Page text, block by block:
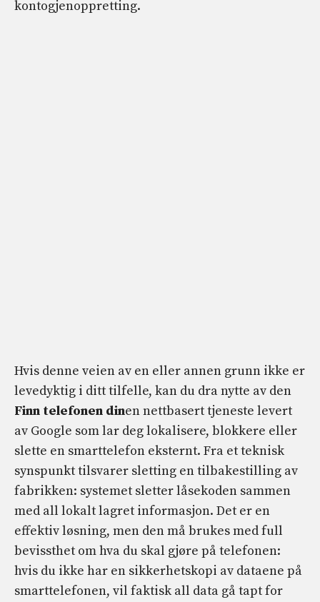
kontogjenoppretting.
Hvis denne veien av en eller annen grunn ikke er
levedyktig i ditt tilfelle, kan du dra nytte av den
Finn telefonen dinen nettbasert tjeneste levert
av Google som lar deg lokalisere, blokkere eller
slette en smarttelefon eksternt. Fra et teknisk
synspunkt tilsvarer sletting en tilbakestilling av
fabrikken: systemet sletter låsekoden sammen
med all lokalt lagret informasjon. Det er en
effektiv løsning, men den må brukes med full
bevissthet om hva du skal gjøre på telefonen:
hvis du ikke har en sikkerhetskopi av dataene på
smarttelefonen, vil faktisk all data gå tapt for